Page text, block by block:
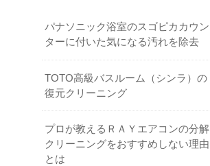
パナソニック浴室のスゴピカカウン
ターに付いた気になる汚れを除去
TOTO高級バスルーム（シンラ）の
復元クリーニング
プロが教えるＲＡＹエアコンの分解
クリーニングをおすすめしない理由
とは